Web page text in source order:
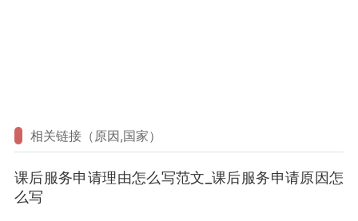
相关链接（原因,国家）
课后服务申请理由怎么写范文_课后服务申请原因怎
么写